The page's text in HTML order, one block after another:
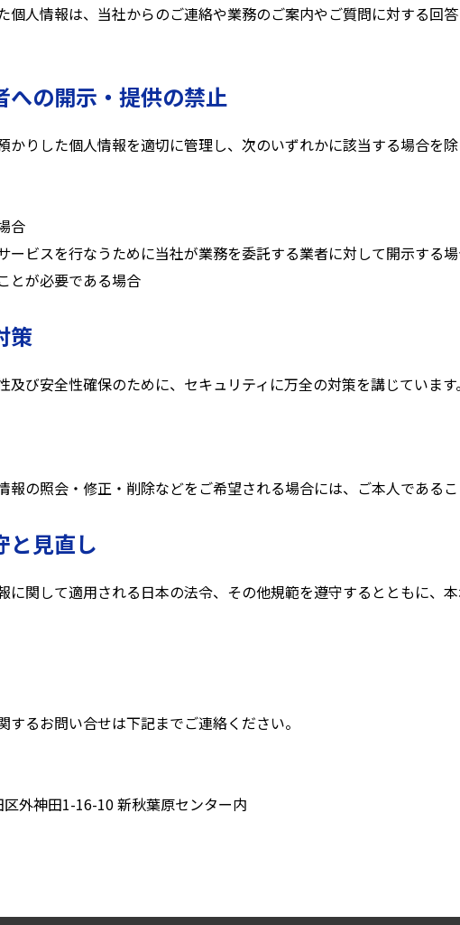
個人情報は、当社からのご連絡や業務のご案内やご質問に対する回
への開示・提供の禁止
かりした個人情報を適切に管理し、次のいずれかに該当する場合を
合
ービスを行なうために当社が業務を委託する業者に対して開示する
とが必要である場合
策
及び安全性確保のために、セキュリティに万全の対策を講じています。
報の照会・修正・削除などをご希望される場合には、ご本人である
と見直し
に関して適用される日本の法令、その他規範を遵守するとともに、
するお問い合せは下記までご連絡ください。
外神田1-16-10 新秋葉原センター内